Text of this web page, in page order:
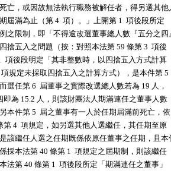
職、死亡，或因故無法執行職務被解任者，得另選其他
任期屆滿為止（第 4  項）。」上開第 1  項後段所定
任比例之限制，即「不得逾改選董事總人數『五分之四
點四捨五入之問題（按：對照本法第 59 條第 3  項後
第 1  項後段明定「其非整數時，以四捨五入方式計算
1  項規定未採取四捨五入之計算方式），是本件第 5
滿而選任第 6  屆董事之實際改選總人數若為 19 人，
之四即為 15.2 人，則該財團法人期滿連任之董事人數
；另本件第 5  屆之董事有一人於任期屆滿前死亡，依
40 條第 4  項規定，如另選其他人選繼任，其任期至原
止，是該繼任人選之任期既係依原任董事之任期，且本
事係採本法第 40 條第 1  項規定之屆期制，則該繼任
入本法第 40 條第 1  項後段所定「期滿連任之董事」